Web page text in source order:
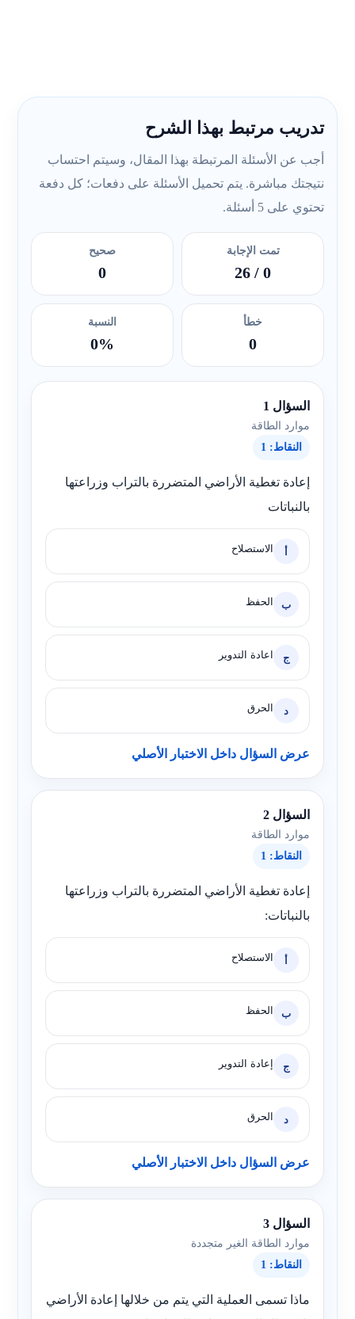
تدريب مرتبط بهذا الشرح
أجب عن الأسئلة المرتبطة بهذا المقال، وسيتم احتساب
نتيجتك مباشرة. يتم تحميل الأسئلة على دفعات؛ كل دفعة
تحتوي على 5 أسئلة.
تمت الإجابة
0
/ 26
صحيح
0
خطأ
0
النسبة
0%
السؤال 1
موارد الطاقة
النقاط: 1
إعادة تغطية الأراضي المتضررة بالتراب وزراعتها
بالنباتات
أ الاستصلاح
ب الحفظ
ج اعادة التدوير
د الحرق
عرض السؤال داخل الاختبار الأصلي
السؤال 2
موارد الطاقة
النقاط: 1
إعادة تغطية الأراضي المتضررة بالتراب وزراعتها
بالنباتات:
أ الاستصلاح
ب الحفظ
ج إعادة التدوير
د الحرق
عرض السؤال داخل الاختبار الأصلي
السؤال 3
موارد الطاقة الغير متجددة
النقاط: 1
ماذا تسمى العملية التي يتم من خلالها إعادة الأراضي